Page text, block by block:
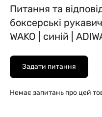
Питання та
боксерські
WAKO | синій |
Задати питання
Немає запитань про цей